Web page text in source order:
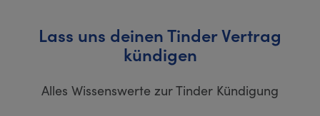
Lass uns deinen Tinder Vertrag
kündigen
Alles Wissenswerte zur Tinder Kündigung